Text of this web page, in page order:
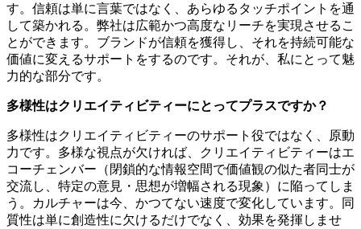
す。信頼は単に言葉ではなく、あらゆるタッチポイントを通
して築かれる。弊社は広範かつ高度なリーチを実現させるこ
とができます。ブランドが信頼を獲得し、それを持続可能な
価値に変えるサポートをするのです。それが、私にとって魅
力的な部分です。
多様性はクリエイティビティーにとってプラスですか？
多様性はクリエイティビティーのサポート役ではなく、原動
力です。多様な視点が欠ければ、クリエイティビティーはエ
コーチェンバー（閉鎖的な情報空間で価値観の似た者同士が
交流し、特定の意見・思想が増幅される現象）に陥ってしま
う。カルチャーは今、かつてない速度で変化しています。同
質性は単に創造性に欠けるだけでなく、効果を発揮しませ